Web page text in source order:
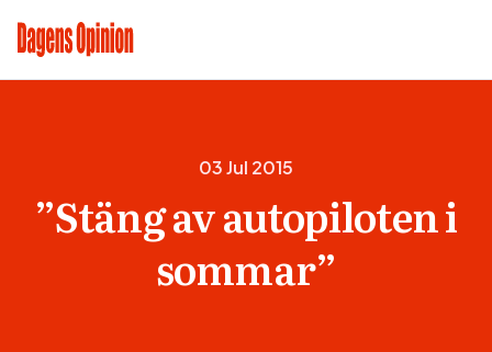
03 Jul 2015
”Stäng av autopiloten i
sommar”